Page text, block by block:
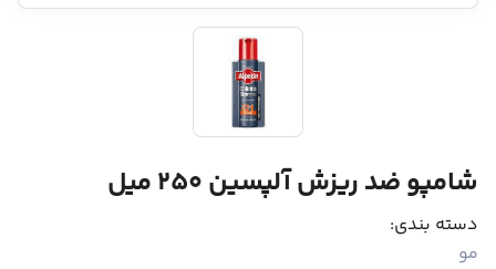
شامپو ضد ریزش آلپسین 250 میل
دسته بندی:
مو